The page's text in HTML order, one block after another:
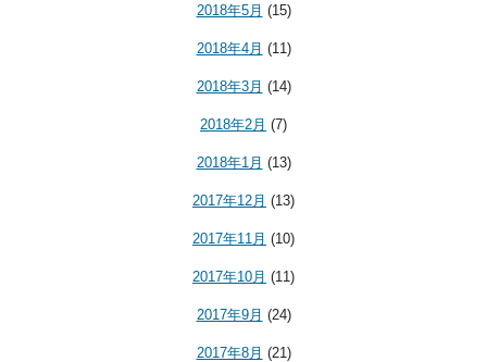
2018年5月 (15)
2018年4月 (11)
2018年3月 (14)
2018年2月 (7)
2018年1月 (13)
2017年12月 (13)
2017年11月 (10)
2017年10月 (11)
2017年9月 (24)
2017年8月 (21)